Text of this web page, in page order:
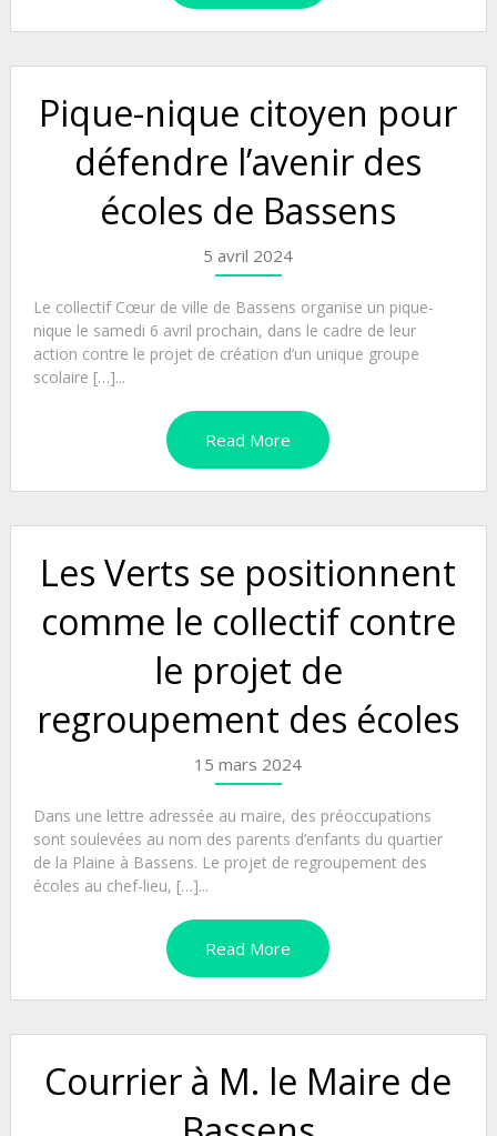
Pique-nique citoyen pour
défendre l’avenir des
écoles de Bassens
5 avril 2024
Le collectif Cœur de ville de Bassens organise un pique-
nique le samedi 6 avril prochain, dans le cadre de leur
action contre le projet de création d’un unique groupe
scolaire […]...
Read More
Les Verts se positionnent
comme le collectif contre
le projet de
regroupement des écoles
15 mars 2024
Dans une lettre adressée au maire, des préoccupations
sont soulevées au nom des parents d’enfants du quartier
de la Plaine à Bassens. Le projet de regroupement des
écoles au chef-lieu, […]...
Read More
Courrier à M. le Maire de